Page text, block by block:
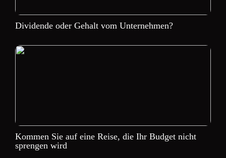
Dividende oder Gehalt vom Unternehmen?
Kommen Sie auf eine Reise, die Ihr Budget nicht
sprengen wird